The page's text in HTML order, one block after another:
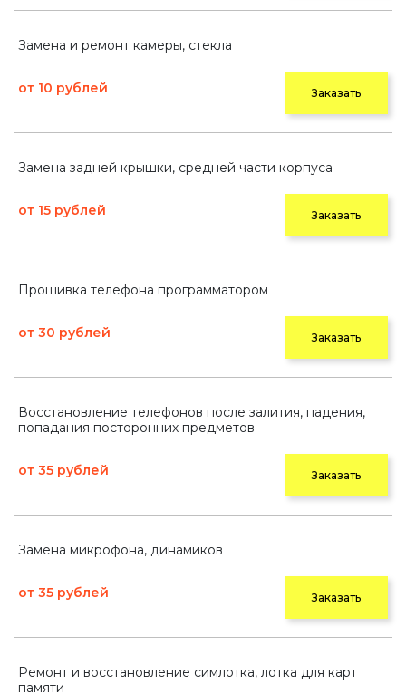
Замена и ремонт камеры, стекла
от 10 рублей Заказать
Замена задней крышки, средней части корпуса
от 15 рублей Заказать
Прошивка телефона программатором
от 30 рублей Заказать
Восстановление телефонов после залития, падения,
попадания посторонних предметов
от 35 рублей Заказать
Замена микрофона, динамиков
от 35 рублей Заказать
Ремонт и восстановление симлотка, лотка для карт
памяти